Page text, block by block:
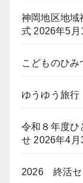
神岡地区地域
式 2026年5月
こどものひみ
ゆうゆう旅
令和８年度ひ
せ 2026年4月
2026 終活セ